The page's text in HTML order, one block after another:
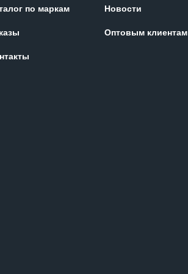
по маркам
Новости
Оптовым клиентам